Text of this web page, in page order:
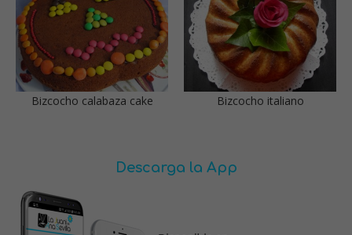
Bizcocho calabaza cake Bizcocho italiano
Descarga la App